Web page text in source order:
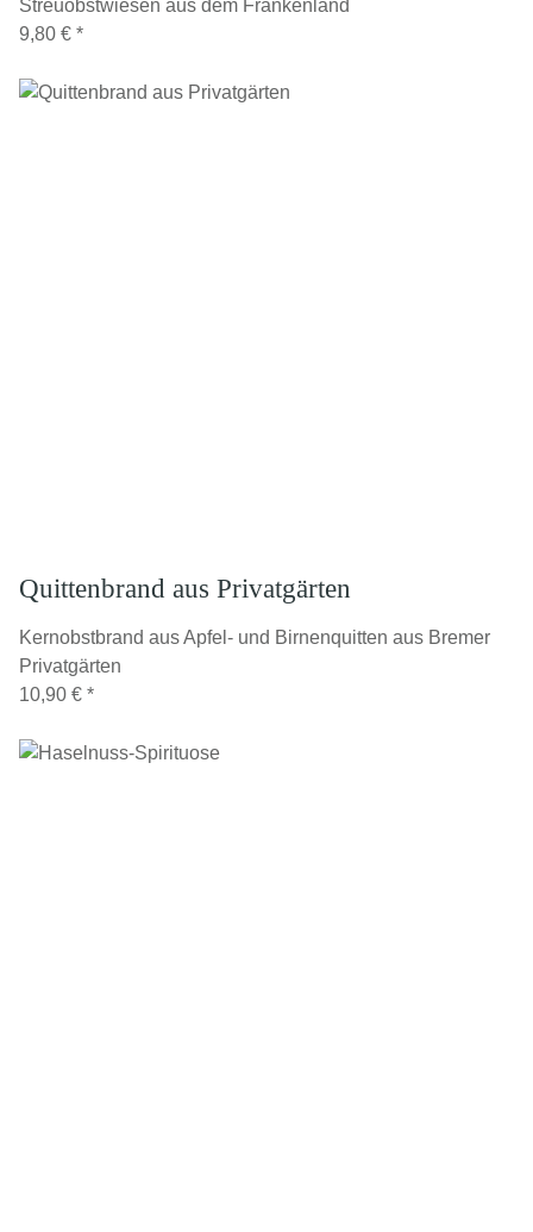
Streuobstwiesen aus dem Frankenland
9,80 € *
Quittenbrand aus Privatgärten
Kernobstbrand aus Apfel- und Birnenquitten aus Bremer
Privatgärten
10,90 € *